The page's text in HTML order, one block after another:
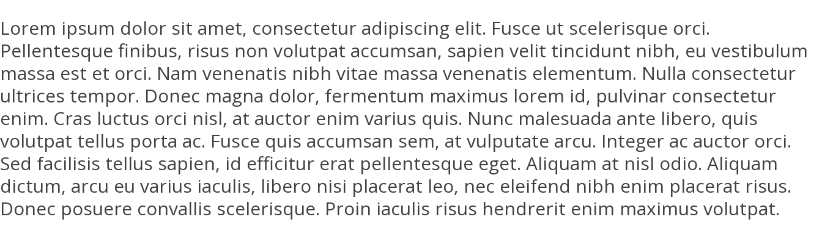
Lorem ipsum dolor sit amet, consectetur adipiscing elit. Fusce ut scelerisque orci.
Pellentesque finibus, risus non volutpat accumsan, sapien velit tincidunt nibh, eu vestibulum
massa est et orci. Nam venenatis nibh vitae massa venenatis elementum. Nulla consectetur
ultrices tempor. Donec magna dolor, fermentum maximus lorem id, pulvinar consectetur
enim. Cras luctus orci nisl, at auctor enim varius quis. Nunc malesuada ante libero, quis
volutpat tellus porta ac. Fusce quis accumsan sem, at vulputate arcu. Integer ac auctor orci.
Sed facilisis tellus sapien, id efficitur erat pellentesque eget. Aliquam at nisl odio. Aliquam
dictum, arcu eu varius iaculis, libero nisi placerat leo, nec eleifend nibh enim placerat risus.
Donec posuere convallis scelerisque. Proin iaculis risus hendrerit enim maximus volutpat.